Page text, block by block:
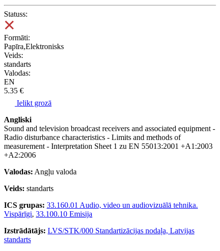
Statuss:
Formāti:
Papīra,Elektronisks
Veids:
standarts
Valodas:
EN
5.35 €
Ielikt grozā
Angliski
Sound and television broadcast receivers and associated equipment -
Radio disturbance characteristics - Limits and methods of
measurement - Interpretation Sheet 1 zu EN 55013:2001 +A1:2003
+A2:2006
Valodas: Angļu valoda
Veids: standarts
ICS grupas: 33.160.01 Audio, video un audiovizuālā tehnika.
Vispārīgi, 33.100.10 Emisija
Izstrādātājs: LVS/STK/000 Standartizācijas nodaļa, Latvijas
standarts